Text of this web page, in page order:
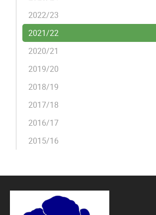
2022/23
2021/22
2020/21
2019/20
2018/19
2017/18
2016/17
2015/16